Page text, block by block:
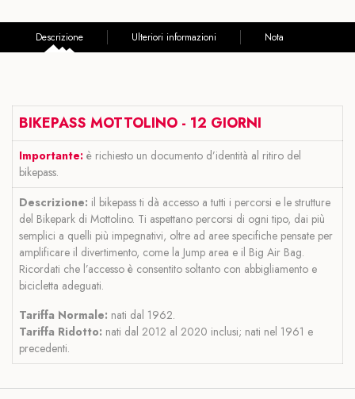
Descrizione Ulteriori informazioni Nota
BIKEPASS MOTTOLINO - 12 GIORNI
Importante: è richiesto un documento d’identità al ritiro del
bikepass.
Descrizione: il bikepass ti dà accesso a tutti i percorsi e le strutture
del Bikepark di Mottolino. Ti aspettano percorsi di ogni tipo, dai più
semplici a quelli più impegnativi, oltre ad aree specifiche pensate per
amplificare il divertimento, come la Jump area e il Big Air Bag.
Ricordati che l’accesso è consentito soltanto con abbigliamento e
bicicletta adeguati.
Tariffa Normale: nati dal 1962.
Tariffa Ridotto: nati dal 2012 al 2020 inclusi; nati nel 1961 e
precedenti.